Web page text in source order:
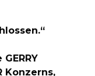
Konzerns,